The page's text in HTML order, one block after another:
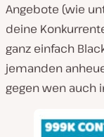
Angebote (wie
deine
ganz einfach
jemanden
gegen wen auch